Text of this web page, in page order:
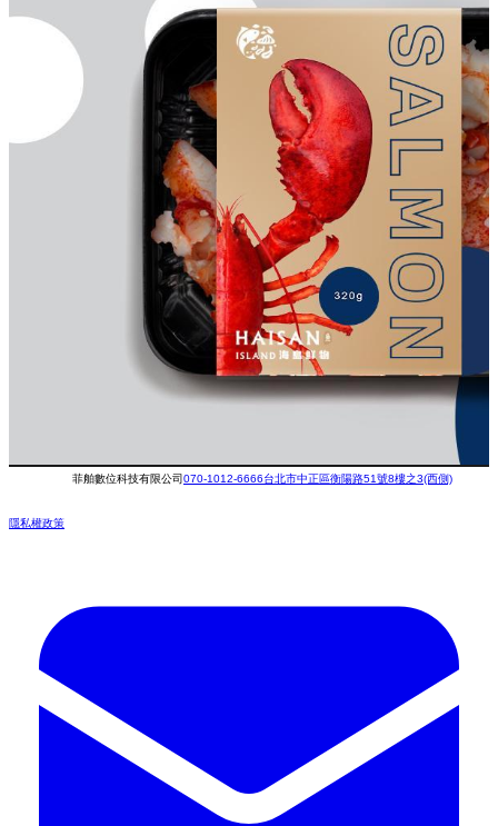
菲舶數位科技有限公司070-1012-6666台北市中正區衡陽路51號8樓之3(西側)
隱私權政策